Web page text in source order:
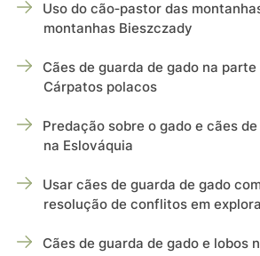
Uso do cão‑pastor das
montanhas Bieszczady
Cães de guarda de gado na
Cárpatos polacos
Predação sobre o gado e cães
na Eslováquia
Usar cães de guarda de gado
resolução de conflitos em
Cães de guarda de gado e lobos